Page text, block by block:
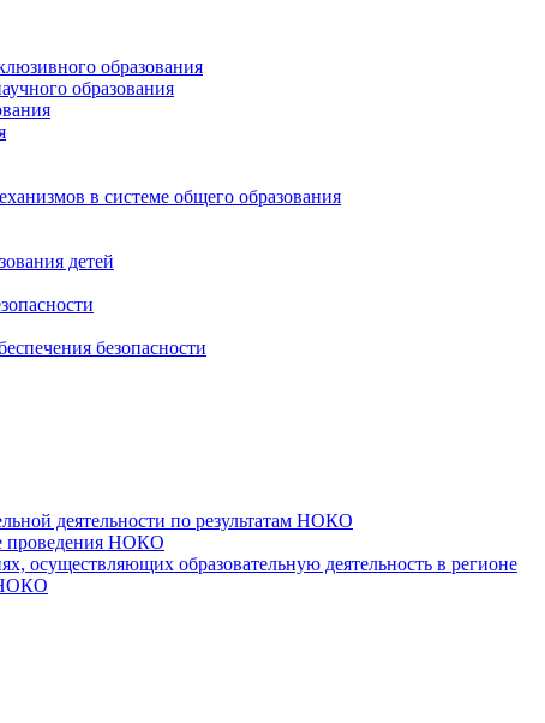
образования
образования
в системе общего образования
детей
безопасности
деятельности по результатам НОКО
проведения НОКО
осуществляющих образовательную деятельность в регионе
НОКО